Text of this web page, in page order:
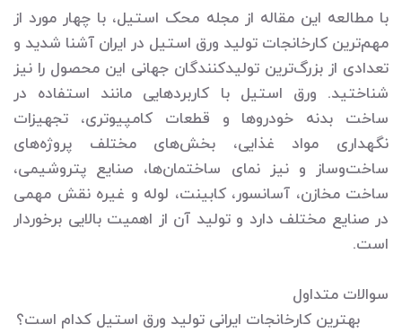
با مطالعه این مقاله از مجله محک استیل، با چهار مورد از
مهم‌ترین کارخانجات تولید ورق استیل در ایران آشنا شدید و
تعدادی از بزرگ‌ترین تولیدکنندگان جهانی این محصول را نیز
شناختید. ورق استیل با کاربردهایی مانند استفاده در
ساخت بدنه خودروها و قطعات کامپیوتری، تجهیزات
نگهداری مواد غذایی، بخش‌های مختلف پروژه‌های
ساخت‌وساز و نیز نمای ساختمان‌ها، صنایع پتروشیمی،
ساخت مخازن، آسانسور، کابینت، لوله و غیره نقش مهمی
در صنایع مختلف دارد و تولید آن از اهمیت بالایی برخوردار
است.
سوالات متداول
بهترین کارخانجات ایرانی تولید ورق استیل کدام است؟